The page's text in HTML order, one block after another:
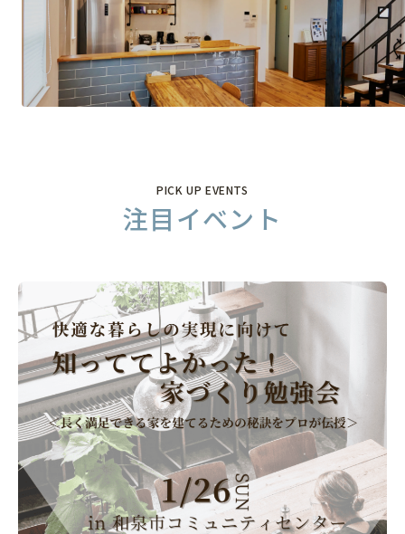
モデルハウス
家づくりの流れ
お知らせ
モデルハウス見学
PICK UP EVENTS
注目イベント